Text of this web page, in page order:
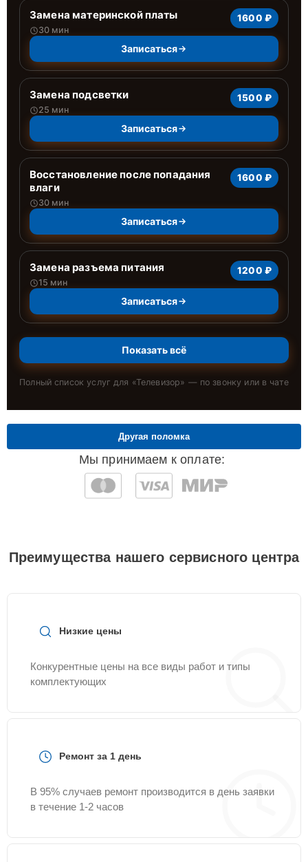
Замена материнской платы
30 мин
1600 ₽
Записаться
Замена подсветки
25 мин
1500 ₽
Записаться
Восстановление после попадания
влаги
30 мин
1600 ₽
Записаться
Замена разъема питания
15 мин
1200 ₽
Записаться
Показать всё
Полный список услуг для «Телевизор» — по звонку или в чате
Мы принимаем к оплате:
Другая поломка
Преимущества нашего сервисного центра
Низкие цены
Конкурентные цены на все виды работ и типы
комплектующих
Ремонт за 1 день
В 95% случаев ремонт производится в день заявки
в течение 1-2 часов